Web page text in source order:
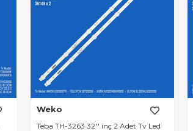
Weko
Teba TH-3263 32'' inç 2 Adet Tv Led